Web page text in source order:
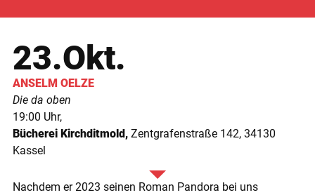
23.Okt.
ANSELM OELZE
Die da oben
19:00
Bücherei Kirchditmold Zentgrafenstraße 142 34130
Kassel
Nachdem er 2023 seinen Roman Pandora bei uns